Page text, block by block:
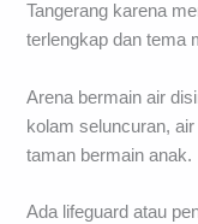
Tangerang karena
terlengkap dan tema
Arena bermain air
kolam seluncuran,
taman bermain anak.
Ada lifeguard atau